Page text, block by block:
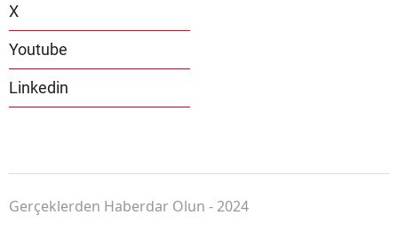
X
Youtube
Linkedin
Gerçeklerden Haberdar Olun - 2024